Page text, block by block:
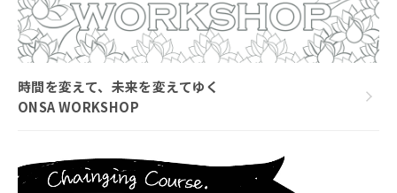
時間を変えて、未来を変えてゆく
ONSA WORKSHOP